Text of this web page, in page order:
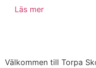
Läs mer
Välkommen till Torpa